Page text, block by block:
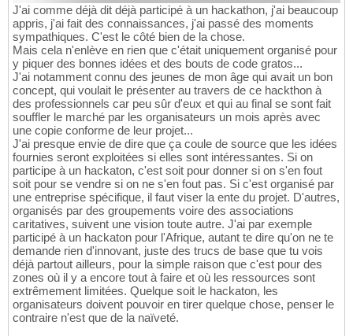
J'ai comme déjà dit déjà participé à un hackathon, j'ai beaucoup
appris, j'ai fait des connaissances, j'ai passé des moments
sympathiques. C'est le côté bien de la chose.
Mais cela n'enlève en rien que c'était uniquement organisé pour
y piquer des bonnes idées et des bouts de code gratos...
J'ai notamment connu des jeunes de mon âge qui avait un bon
concept, qui voulait le présenter au travers de ce hackthon à
des professionnels car peu sûr d'eux et qui au final se sont fait
souffler le marché par les organisateurs un mois après avec
une copie conforme de leur projet...
J'ai presque envie de dire que ça coule de source que les idées
fournies seront exploitées si elles sont intéressantes. Si on
participe à un hackaton, c'est soit pour donner si on s'en fout
soit pour se vendre si on ne s'en fout pas. Si c'est organisé par
une entreprise spécifique, il faut viser la ente du projet. D'autres,
organisés par des groupements voire des associations
caritatives, suivent une vision toute autre. J'ai par exemple
participé à un hackaton pour l'Afrique, autant te dire qu'on ne te
demande rien d'innovant, juste des trucs de base que tu vois
déjà partout ailleurs, pour la simple raison que c'est pour des
zones où il y a encore tout à faire et où les ressources sont
extrêmement limitées. Quelque soit le hackaton, les
organisateurs doivent pouvoir en tirer quelque chose, penser le
contraire n'est que de la naïveté.